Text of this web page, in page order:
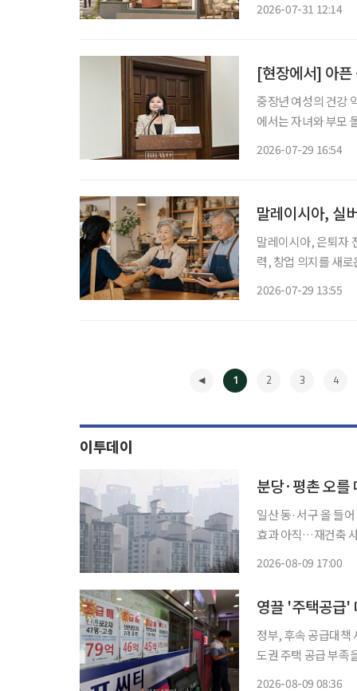
2026-07-31 12:14
[현장에서] 아픈
중장년 여성의 건강
에서는 자녀와 부모
2026-07-29 16:54
말레이시아, 실
말레이시아, 은퇴자 전용
력, 창업 의지를 새
2026-07-29 13:55
1 2 3 4
이투데이
분당·평촌 오를
일산 동·서구 올 들
효과 아직…재건축 사업성 발목 수도권 1기 신도시가 위치
2026-08-09 17:00
영끌 '주택공급'
정부, 후속 공급대책
도권 주택 공급 부족
2026-08-09 08:36